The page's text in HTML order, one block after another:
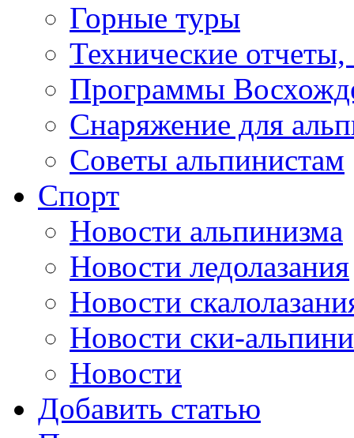
Горные туры
Технические
Программы
Снаряжение для
Советы альпинистам
Спорт
Новости альпинизма
Новости ледолазания
Новости
Новости ски-
Новости
Добавить статью